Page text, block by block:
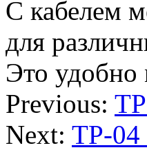
С кабелем
для
Это удобно
Previous:
Next: TP-